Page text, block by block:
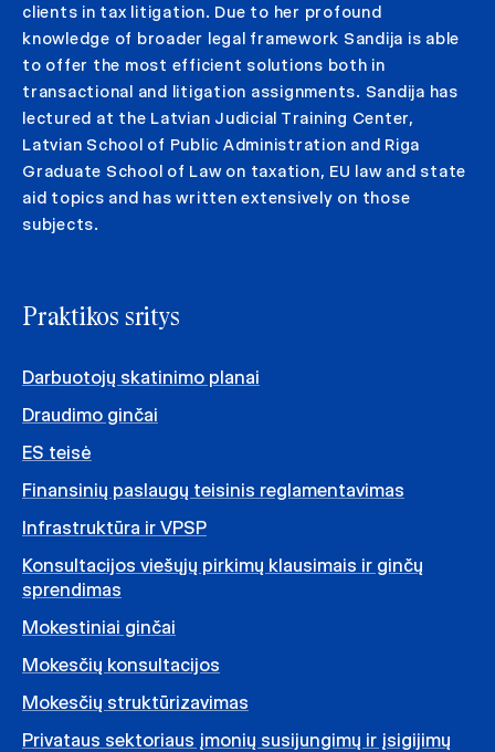
clients in tax litigation. Due to her profound
knowledge of broader legal framework Sandija is able
to offer the most efficient solutions both in
transactional and litigation assignments. Sandija has
lectured at the Latvian Judicial Training Center,
Latvian School of Public Administration and Riga
Graduate School of Law on taxation, EU law and state
aid topics and has written extensively on those
subjects.
Praktikos sritys
Darbuotojų skatinimo planai
Draudimo ginčai
ES teisė
Finansinių paslaugų teisinis reglamentavimas
Infrastruktūra ir VPSP
Konsultacijos viešųjų pirkimų klausimais ir ginčų
sprendimas
Mokestiniai ginčai
Mokesčių konsultacijos
Mokesčių struktūrizavimas
Privataus sektoriaus įmonių susijungimų ir įsigijimų